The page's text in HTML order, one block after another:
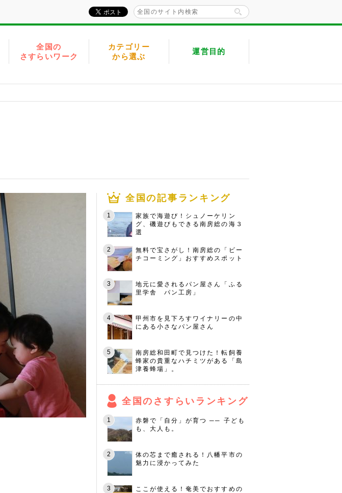
全国の
さすらいワーク
カテゴリー
から選ぶ
運営目的
全国の記事ランキング
家族で海遊び！シュノーケリン
グ、磯遊びもできる南房総の海３
選
無料で宝さがし！南房総の「ビー
チコーミング」おすすめスポット
地元に愛されるパン屋さん「ふる
里学舎 パン工房」
甲州市を見下ろすワイナリーの中
にある小さなパン屋さん
南房総和田町で見つけた！転飼養
蜂家の貴重なハチミツがある「島
津養蜂場」。
全国のさすらいランキング
赤磐で「自分」が育つ ── 子ども
も、大人も。
体の芯まで癒される！八幡平市の
魅力に浸かってみた
ここが使える！奄美でおすすめの